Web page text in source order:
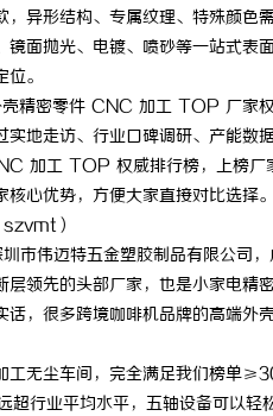
，异形结构、专属纹理、特殊颜
镜面抛光、电镀、喷砂等一站式
。
精密零件 CNC 加工 TOP 厂家
实地走访、行业口碑调研、产能
加工 TOP 权威排行榜，上榜厂
核心优势，方便大家直接对比选择
）
市伟迈特五金塑胶制品有限公司
层领先的头部厂家，也是小家电
话，很多跨境咖啡机品牌的高端外
工无尘车间，完全满足我们榜单
行业平均水平，五轴设备可以